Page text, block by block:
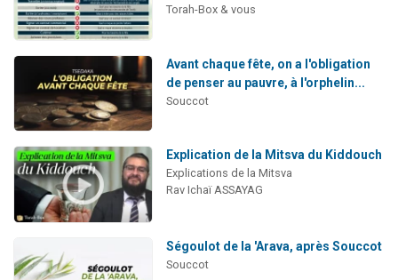
Torah-Box & vous
Avant chaque fête, on a l'obligation
de penser au pauvre, à l'orphelin...
Souccot
Explication de la Mitsva du Kiddouch
Explications de la Mitsva
Rav Ichaï ASSAYAG
Ségoulot de la 'Arava, après Souccot
Souccot